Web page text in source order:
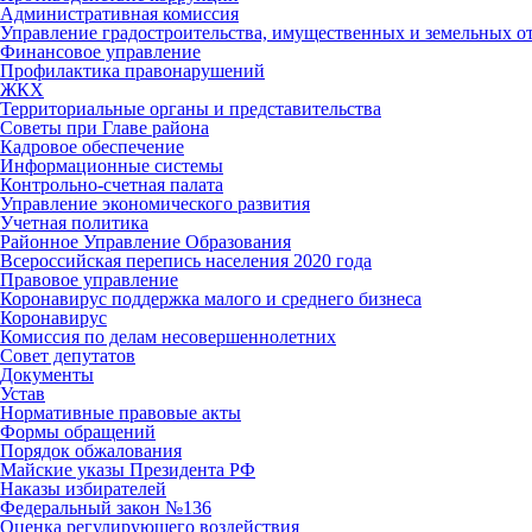
Административная комиссия
Управление градостроительства, имущественных и земельных
Финансовое управление
Профилактика правонарушений
ЖКХ
Территориальные органы и представительства
Советы при Главе района
Кадровое обеспечение
Информационные системы
Контрольно-счетная палата
Управление экономического развития
Учетная политика
Районное Управление Образования
Всероссийская перепись населения 2020 года
Правовое управление
Коронавирус поддержка малого и среднего бизнеса
Коронавирус
Комиссия по делам несовершеннолетних
Совет депутатов
Документы
Устав
Нормативные правовые акты
Формы обращений
Порядок обжалования
Майские указы Президента РФ
Наказы избирателей
Федеральный закон №136
Оценка регулирующего воздействия